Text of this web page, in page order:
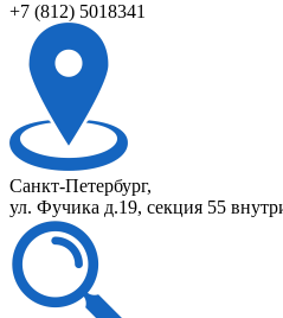
+7 (812) 5018341
Санкт-Петербург,
ул. Фучика д.19, секция 55